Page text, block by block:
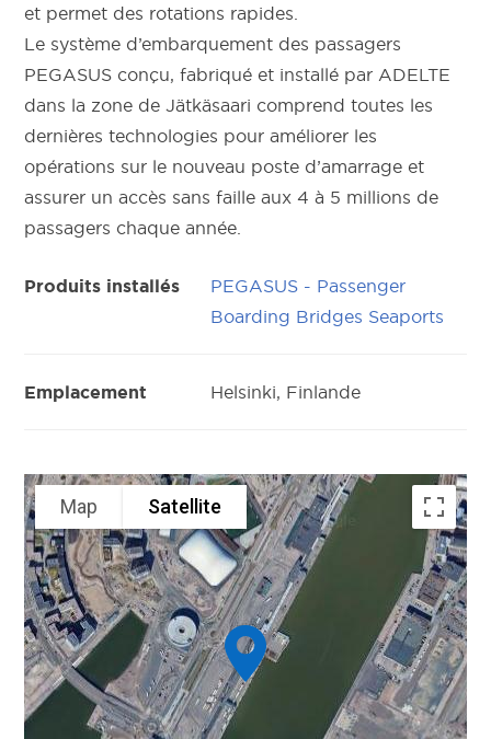
Map Satellite
et permet des rotations rapides.
Le système d’embarquement des passagers
PEGASUS conçu, fabriqué et installé par ADELTE
dans la zone de Jätkäsaari comprend toutes les
dernières technologies pour améliorer les
opérations sur le nouveau poste d’amarrage et
assurer un accès sans faille aux 4 à 5 millions de
passagers chaque année.
Produits installés
PEGASUS - Passenger
Boarding Bridges Seaports
Emplacement Helsinki, Finlande